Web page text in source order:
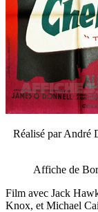
Réalisé par André
Affiche de
Film avec Jack
Knox, et Michael